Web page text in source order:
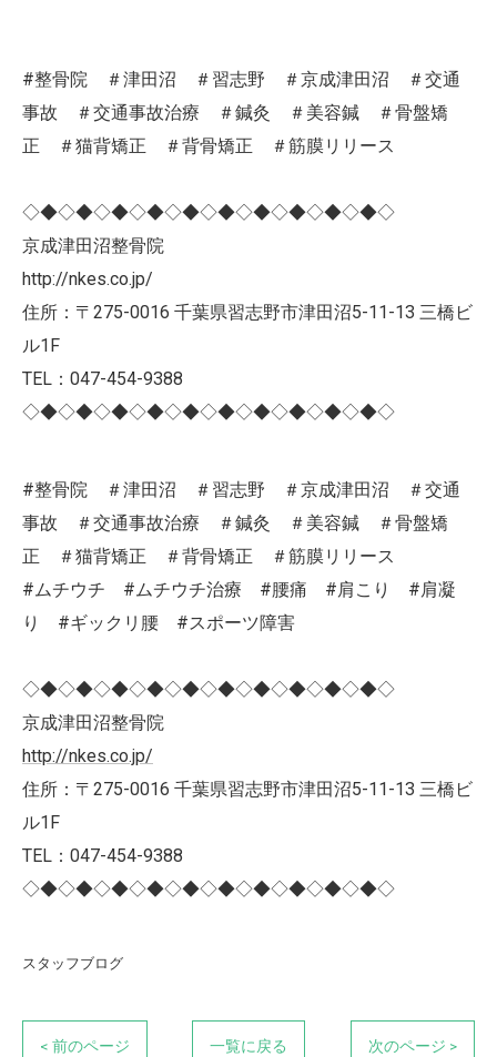
#整骨院 ＃津田沼 ＃習志野 ＃京成津田沼 ＃交通
事故 ＃交通事故治療 ＃鍼灸 ＃美容鍼 ＃骨盤矯
正 ＃猫背矯正 ＃背骨矯正 ＃筋膜リリース
◇◆◇◆◇◆◇◆◇◆◇◆◇◆◇◆◇◆◇◆◇
京成津田沼整骨院
http://nkes.co.jp/
住所：〒275-0016 千葉県習志野市津田沼5-11-13 三橋ビ
ル1F
TEL：047-454-9388
◇◆◇◆◇◆◇◆◇◆◇◆◇◆◇◆◇◆◇◆◇
#整骨院 ＃津田沼 ＃習志野 ＃京成津田沼 ＃交通
事故 ＃交通事故治療 ＃鍼灸 ＃美容鍼 ＃骨盤矯
正 ＃猫背矯正 ＃背骨矯正 ＃筋膜リリース
#ムチウチ #ムチウチ治療 #腰痛 #肩こり #肩凝
り #ギックリ腰 #スポーツ障害
◇◆◇◆◇◆◇◆◇◆◇◆◇◆◇◆◇◆◇◆◇
京成津田沼整骨院
http://nkes.co.jp/
住所：〒275-0016 千葉県習志野市津田沼5-11-13 三橋ビ
ル1F
TEL：047-454-9388
◇◆◇◆◇◆◇◆◇◆◇◆◇◆◇◆◇◆◇◆◇
スタッフブログ
< 前のページ 一覧に戻る 次のページ >